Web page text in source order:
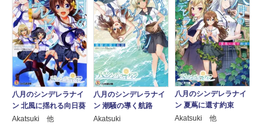
八月のシンデレラナイ
ン 北風に揺れる向日葵
Akatsuki 他
八月のシンデレラナイ
ン 潮騒の導く航路
Akatsuki
八月のシンデレラナイ
ン 夏蔦に還す約束
Akatsuki 他